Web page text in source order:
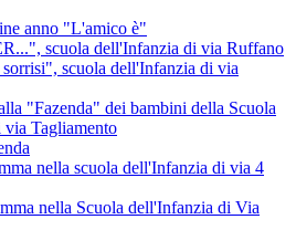
anno "L'amico è"
scuola dell'Infanzia di via Ruffano
scuola dell'Infanzia di via
"Fazenda" dei bambini della Scuola
Tagliamento
nella scuola dell'Infanzia di via 4
nella Scuola dell'Infanzia di Via